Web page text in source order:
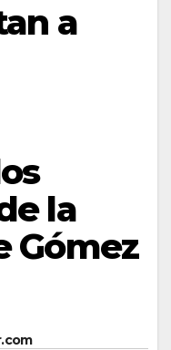
a
la
Gómez